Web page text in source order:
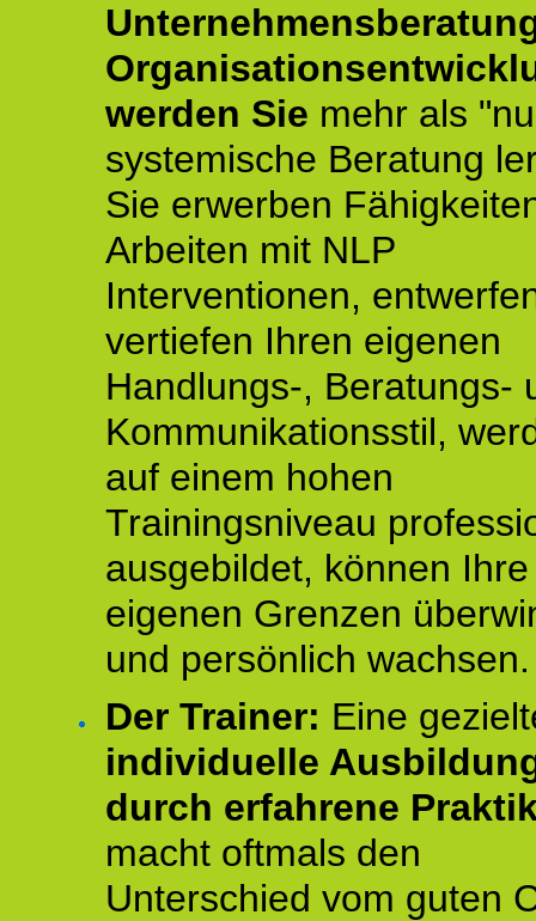
werden Sie mehr als
systemische Beratung
Sie erwerben
Arbeiten mit NLP
Interventionen,
vertiefen Ihren eigenen
Handlungs-, Beratungs-
Kommunikationsstil,
auf einem hohen
Trainingsniveau
ausgebildet, können Ihre
eigenen Grenzen
und persönlich wachsen.
Der Trainer: Eine
individuelle
durch erfahrene
macht oftmals den
Unterschied vom guten